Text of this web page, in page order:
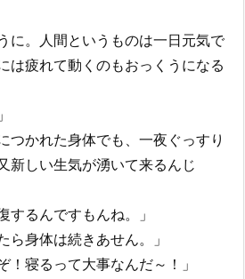
に。人間というものは一日元気で
は疲れて動くのもおっくうになる
つかれた身体でも、一夜ぐっすり
新しい生気が湧いて来るんじ
するんですもんね。」
ら身体は続きあせん。」
！寝るって大事なんだ～！」